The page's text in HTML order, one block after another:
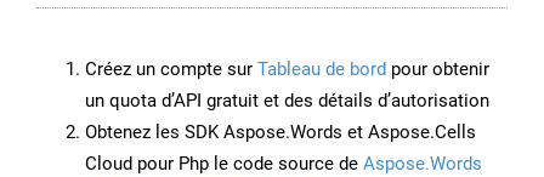
Créez un compte sur Tableau de bord pour obtenir
un quota d’API gratuit et des détails d’autorisation
Obtenez les SDK Aspose.Words et Aspose.Cells
Cloud pour Php le code source de Aspose.Words